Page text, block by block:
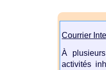
Courrier
À
activités